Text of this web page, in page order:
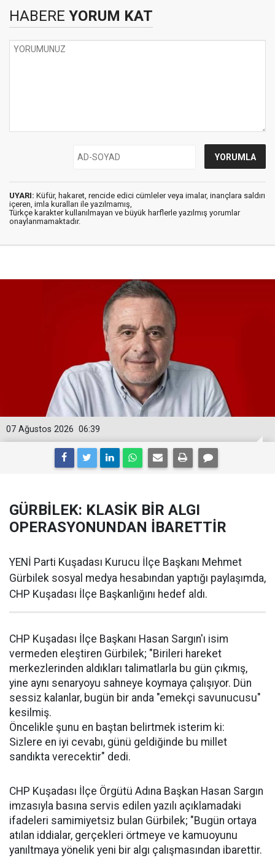
HABERE YORUM KAT
UYARI: Küfür, hakaret, rencide edici cümleler veya imalar, inançlara saldırı
içeren, imla kuralları ile yazılmamış,
Türkçe karakter kullanılmayan ve büyük harflerle yazılmış yorumlar
onaylanmamaktadır.
06:39
07 Ağustos 2026
GÜRBİLEK: KLASİK BİR ALGI
OPERASYONUNDAN İBARETTİR
YENİ Parti Kuşadası Kurucu İlçe Başkanı Mehmet
Gürbilek sosyal medya hesabından yaptığı paylaşımda,
CHP Kuşadası İlçe Başkanlığını hedef aldı.
CHP Kuşadası İlçe Başkanı Hasan Sargın'ı isim
vermeden eleştiren Gürbilek; "Birileri hareket
merkezlerinden aldıkları talimatlarla bu gün çıkmış,
yine aynı senaryoyu sahneye koymaya çalışıyor. Dün
sessiz kalanlar, bugün bir anda "emekçi savunucusu"
kesilmiş.
Öncelikle şunu en baştan belirtmek isterim ki:
Sizlere en iyi cevabı, günü geldiğinde bu millet
sandıkta verecektir" dedi.
CHP Kuşadası İlçe Örgütü Adına Başkan Hasan Sargın
imzasıyla basına servis edilen yazılı açıklamadaki
ifadeleri samimiyetsiz bulan Gürbilek; "Bugün ortaya
atılan iddialar, gerçekleri örtmeye ve kamuoyunu
yanıltmaya yönelik yeni bir algı çalışmasından ibarettir.